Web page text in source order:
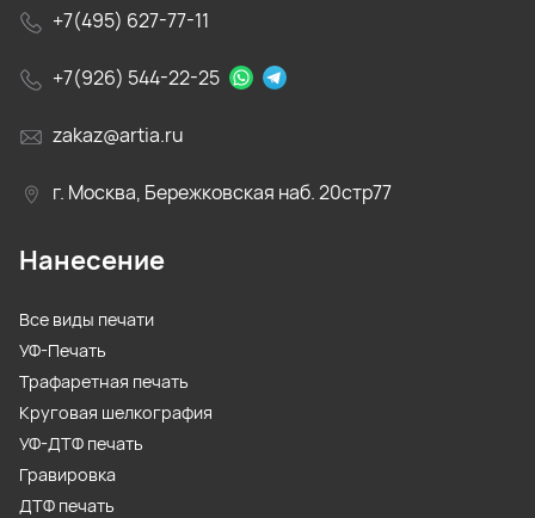
+7(495) 627-77-11
+7(926) 544-22-25
zakaz@artia.ru
г. Москва, Бережковская наб. 20стр77
Нанесение
Все виды печати
УФ-Печать
Трафаретная печать
Круговая шелкография
УФ-ДТФ печать
Гравировка
ДТФ печать